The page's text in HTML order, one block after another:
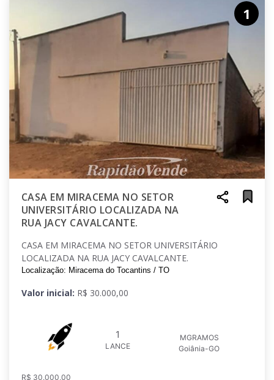
1
CASA EM MIRACEMA NO SETOR
UNIVERSITÁRIO LOCALIZADA NA
RUA JACY CAVALCANTE.
CASA EM MIRACEMA NO SETOR UNIVERSITÁRIO
LOCALIZADA NA RUA JACY CAVALCANTE.
Localização: Miracema do Tocantins / TO
Valor inicial: R$ 30.000,00
1
LANCE
MGRAMOS
Goiânia-GO
R$ 30.000,00